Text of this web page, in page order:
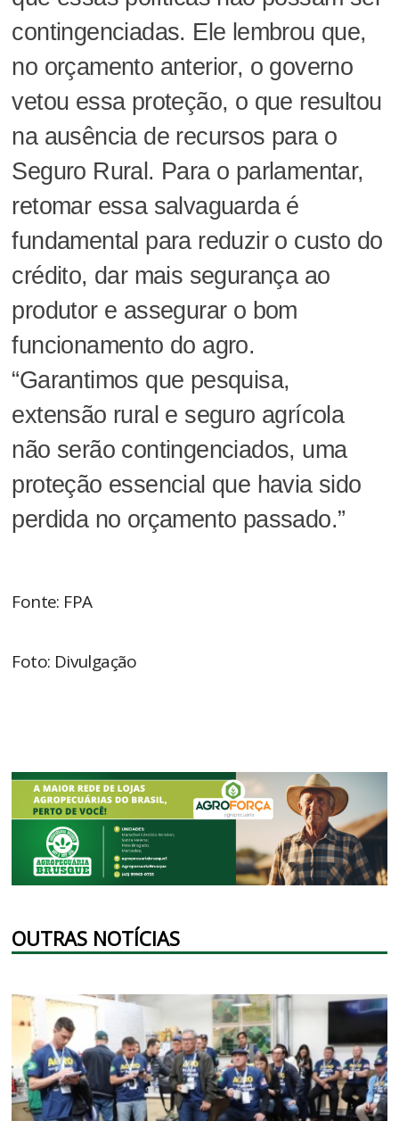
contingenciadas. Ele lembrou que,
no orçamento anterior, o governo
vetou essa proteção, o que resultou
na ausência de recursos para o
Seguro Rural. Para o parlamentar,
retomar essa salvaguarda é
fundamental para reduzir o custo do
crédito, dar mais segurança ao
produtor e assegurar o bom
funcionamento do agro.
“Garantimos que pesquisa,
extensão rural e seguro agrícola
não serão contingenciados, uma
proteção essencial que havia sido
perdida no orçamento passado.”
Fonte: FPA
Foto: Divulgação
OUTRAS NOTÍCIAS